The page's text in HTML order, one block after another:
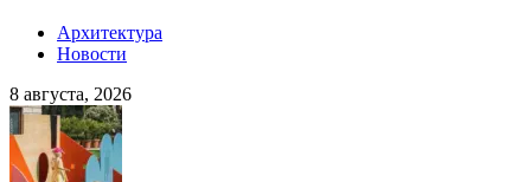
Архитектура
Новости
8 августа, 2026